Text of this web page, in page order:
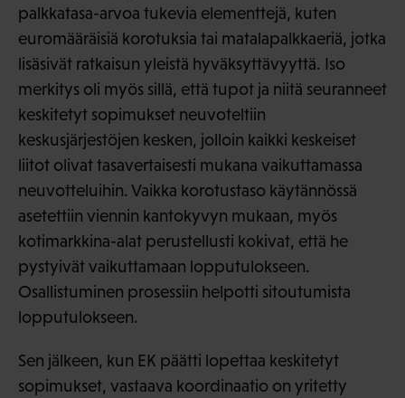
palkkatasa-arvoa tukevia elementtejä, kuten
euromääräisiä korotuksia tai matalapalkkaeriä, jotka
lisäsivät ratkaisun yleistä hyväksyttävyyttä. Iso
merkitys oli myös sillä, että tupot ja niitä seuranneet
keskitetyt sopimukset neuvoteltiin
keskusjärjestöjen kesken, jolloin kaikki keskeiset
liitot olivat tasavertaisesti mukana vaikuttamassa
neuvotteluihin. Vaikka korotustaso käytännössä
asetettiin viennin kantokyvyn mukaan, myös
kotimarkkina-alat perustellusti kokivat, että he
pystyivät vaikuttamaan lopputulokseen.
Osallistuminen prosessiin helpotti sitoutumista
lopputulokseen.
Sen jälkeen, kun EK päätti lopettaa keskitetyt
sopimukset, vastaava koordinaatio on yritetty